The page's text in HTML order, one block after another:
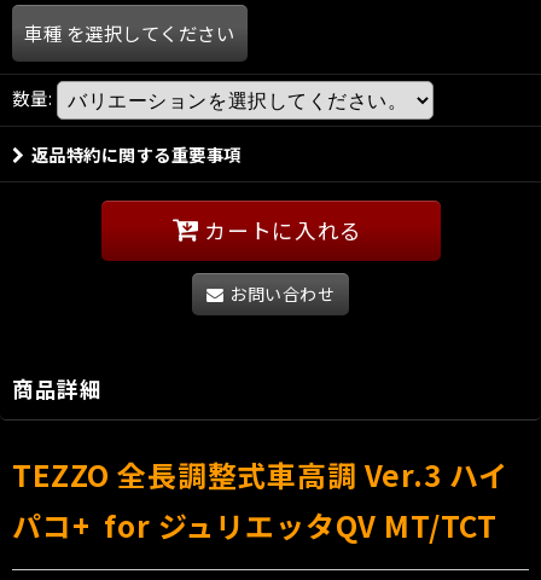
車種 を選択してください
数量:
返品特約に関する重要事項
カートに入れる
お問い合わせ
商品詳細
TEZZO 全長調整式車高調 Ver.3 ハイ
パコ+ for ジュリエッタQV MT/TCT